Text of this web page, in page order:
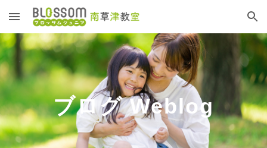
Skip to main content Skip to navigation
ブログ Weblog